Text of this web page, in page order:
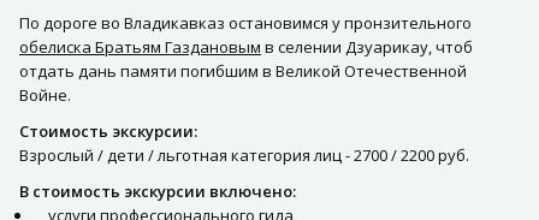
По дороге во Владикавказ остановимся у пронзительного
обелиска Братьям Газдановым в селении Дзуарикау, чтоб
отдать дань памяти погибшим в Великой Отечественной
Войне.
Стоимость экскурсии:
Взрослый / дети / льготная категория лиц - 2700 / 2200 руб.
В стоимость экскурсии включено:
услуги профессионального гида